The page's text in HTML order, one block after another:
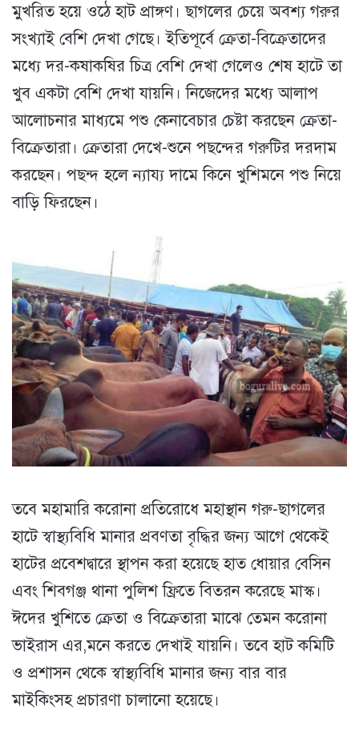
মুখরিত হয়ে ওঠে হাট প্রাঙ্গণ। ছাগলের চেয়ে অবশ্য গরুর
সংখ্যাই বেশি দেখা গেছে। ইতিপূর্বে ক্রেতা-বিক্রেতাদের
মধ্যে দর-কষাকষির চিত্র বেশি দেখা গেলেও শেষ হাটে তা
খুব একটা বেশি দেখা যায়নি। নিজেদের মধ্যে আলাপ
আলোচনার মাধ্যমে পশু কেনাবেচার চেষ্টা করছেন ক্রেতা-
বিক্রেতারা। ক্রেতারা দেখে-শুনে পছন্দের গরুটির দরদাম
করছেন। পছন্দ হলে ন্যায্য দামে কিনে খুশিমনে পশু নিয়ে
বাড়ি ফিরছেন।
তবে মহামারি করোনা প্রতিরোধে মহাস্থান গরু-ছাগলের
হাটে স্বাস্থ্যবিধি মানার প্রবণতা বৃদ্ধির জন্য আগে থেকেই
হাটের প্রবেশদ্বারে স্থাপন করা হয়েছে হাত ধোয়ার বেসিন
এবং শিবগঞ্জ থানা পুলিশ ফ্রিতে বিতরন করেছে মাস্ক।
ঈদের খুশিতে ক্রেতা ও বিক্রেতারা মাঝে তেমন করোনা
ভাইরাস এর,মনে করতে দেখাই যায়নি। তবে হাট কমিটি
ও প্রশাসন থেকে স্বাস্থ্যবিধি মানার জন্য বার বার
মাইকিংসহ প্রচারণা চালানো হয়েছে।